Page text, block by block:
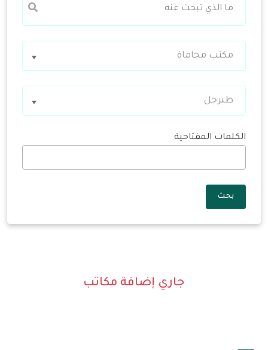
مكتب محاماة
طبرجل
الكلمات المفتاحية
بحث
جاري إضافة مكاتب